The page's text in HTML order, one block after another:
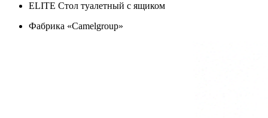
ELITE Стол туалетный с ящиком
Фабрика «Camelgroup»